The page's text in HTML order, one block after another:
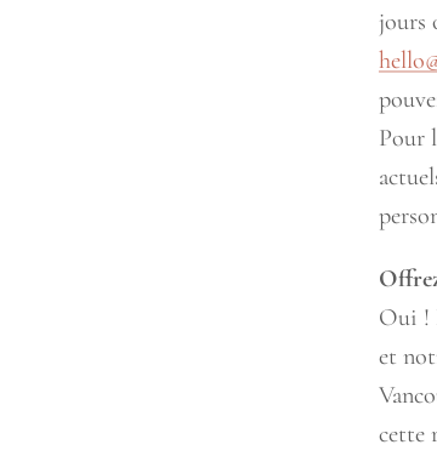
jours
Pour
Oui !
et
cette